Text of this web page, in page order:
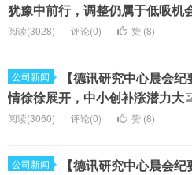
犹豫中前行，调整仍属于低吸机
阅读(3028)
评论(0) 赞 (8)
公司新闻
【德讯研究中心晨会
情徐徐展开，中小创补涨潜力大
阅读(3060)
评论(0) 赞 (8)
公司新闻
【德讯研究中心晨会